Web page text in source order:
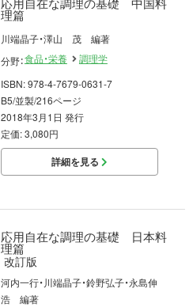
理篇
川端晶子・澤山 茂 編著
分野：食品・栄養
調理学
ISBN: 978-4-7679-0631-7
B5/並製/216ページ
2018年3月1日 発行
定価: 3,080円
詳細を見る
応用自在な調理の基礎 日本料
理篇
改訂版
河内一行・川端晶子・鈴野弘子・永島伸
浩 編著